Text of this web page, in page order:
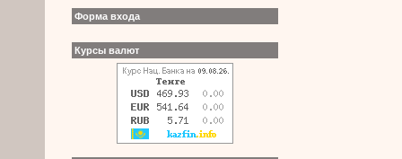
Форма входа
Курсы валют